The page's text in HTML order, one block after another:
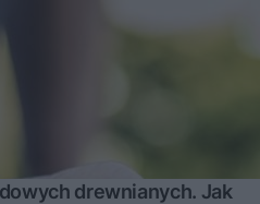
drewnianych. Jak